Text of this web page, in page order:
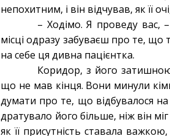
непохитним, і він відчував, як її
– Ходімо. Я проведу вас,
місці одразу забуваєш про те,
на себе ця дивна пацієнтка.
Коридор, з його
що не мав кінця. Вони минули
думати про те, що відбувалося
дратувало його більше, ніж він
як її присутність ставала